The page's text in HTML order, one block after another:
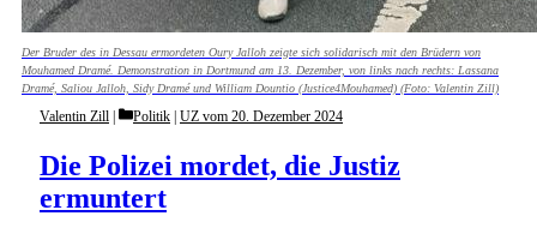
Der Bruder des in Dessau ermordeten Oury Jalloh zeigte sich solidarisch mit den Brüdern von
Mouhamed Dramé. Demonstration in Dortmund am 13. Dezember, von links nach rechts: Lassana
Dramé, Saliou Jalloh, Sidy Dramé und William Dountio (Justice4Mouhamed) (Foto: Valentin Zill)
Die Polizei mordet, die Justiz
ermuntert
Valentin Zill Categories
Politik | UZ vom 20. Dezember 2024